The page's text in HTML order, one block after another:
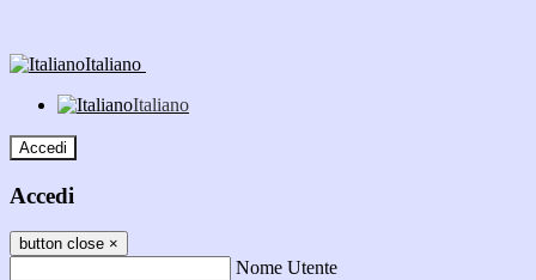
Italiano
Italiano
Accedi
Accedi
button close ×
Nome Utente